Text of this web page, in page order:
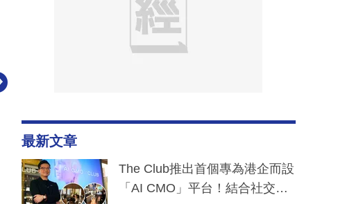
最新文章
The Club推出首個專為港企而設
「AI CMO」平台！結合社交聆